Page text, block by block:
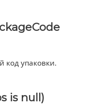
код упаковки.
is null)